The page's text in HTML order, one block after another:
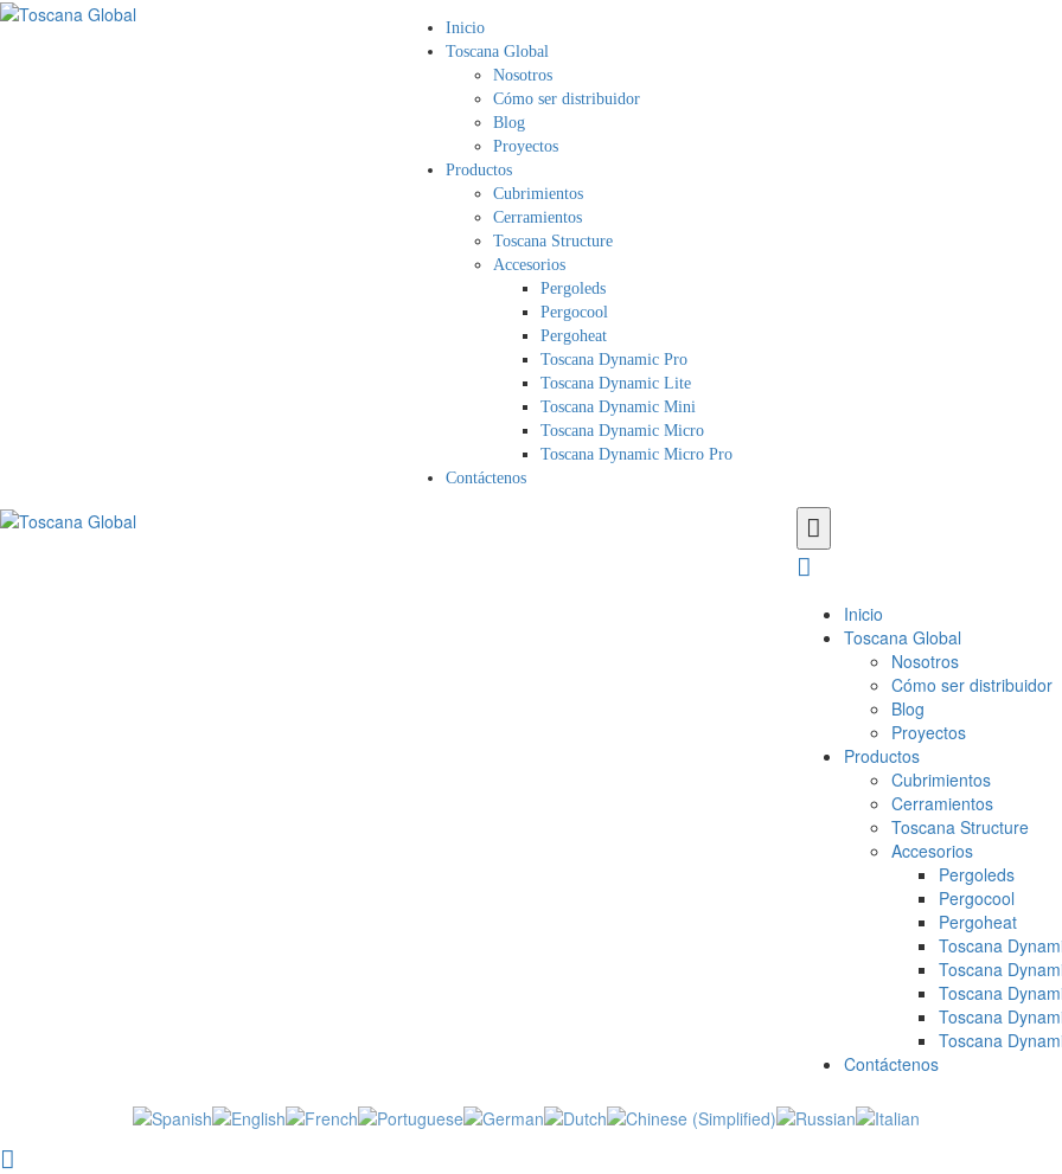
Inicio
Toscana Global
Nosotros
Cómo ser distribuidor
Blog
Proyectos
Productos
Cubrimientos
Cerramientos
Toscana Structure
Accesorios
Pergoleds
Pergocool
Pergoheat
Toscana Dynamic Pro
Toscana Dynamic Lite
Toscana Dynamic Mini
Toscana Dynamic Micro
Toscana Dynamic Micro Pro
Contáctenos
Inicio
Toscana Global
Nosotros
Cómo ser distribuidor
Blog
Proyectos
Productos
Cubrimientos
Cerramientos
Toscana Structure
Accesorios
Pergoleds
Pergocool
Pergoheat
Toscana
Toscana
Toscana
Toscana
Toscana
Contáctenos